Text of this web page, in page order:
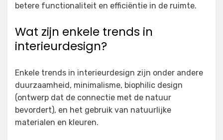
betere functionaliteit en efficiëntie in de ruimte.
Wat zijn enkele trends in
interieurdesign?
Enkele trends in interieurdesign zijn onder andere
duurzaamheid, minimalisme, biophilic design
(ontwerp dat de connectie met de natuur
bevordert), en het gebruik van natuurlijke
materialen en kleuren.